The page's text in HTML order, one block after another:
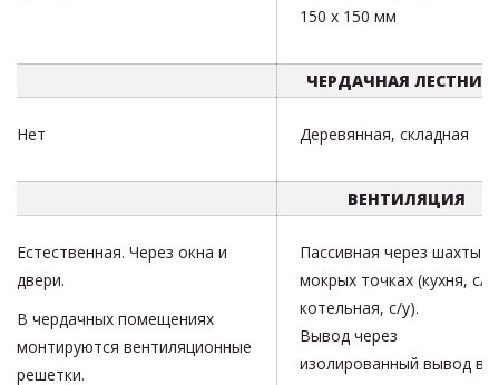
150 х 150 мм
ЧЕРДАЧНАЯ
Нет Деревянная, складная
ВЕНТИЛЯЦИЯ
Естественная. Через окна и
двери.
В чердачных помещениях
монтируются вентиляционные
решетки.
Пассивная через шахты в
мокрых точках (кухня, с/у,
котельная, с/у).
Вывод через
изолированный вывод в